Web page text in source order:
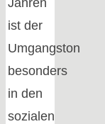
ist der
Umgangston
besonders
in den
sozialen